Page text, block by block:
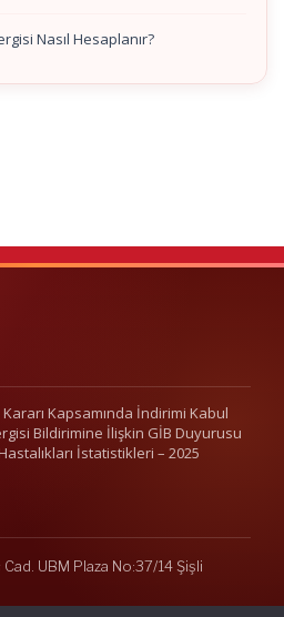
Nasıl Hesaplanır?
Kararı Kapsamında İndirimi Kabul
Bildirimine İlişkin GİB Duyurusu
İstatistikleri – 2025
Cad. UBM Plaza No:37/14 Şişli